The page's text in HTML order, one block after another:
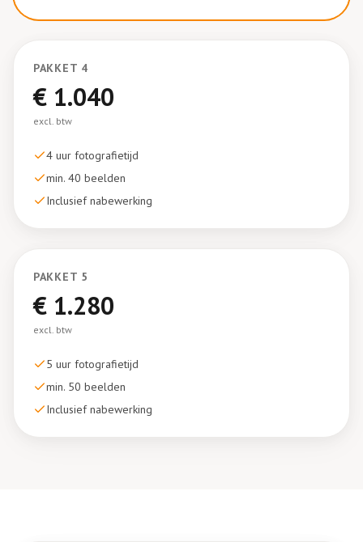
PAKKET 4
€ 1.040
excl. btw
4 uur fotografietijd
min. 40 beelden
Inclusief nabewerking
PAKKET 5
€ 1.280
excl. btw
5 uur fotografietijd
min. 50 beelden
Inclusief nabewerking